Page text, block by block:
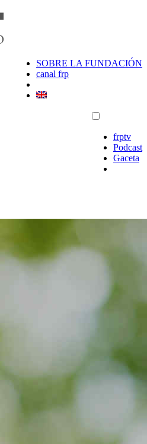
SOBRE LA FUNDACIÓN
canal frp
frptv
Podcast
Gaceta